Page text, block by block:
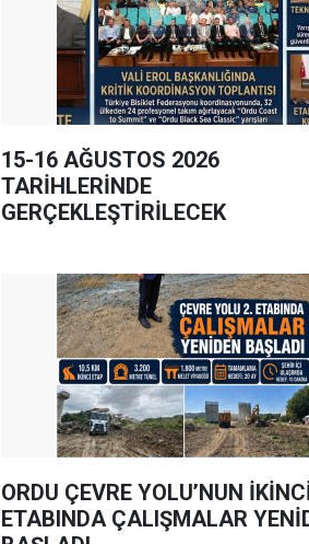
15-16 AĞUSTOS 2026
TARİHLERİNDE
GERÇEKLEŞTİRİLECEK
ORDU ÇEVRE YOLU’NUN
ETABINDA ÇALIŞMALAR